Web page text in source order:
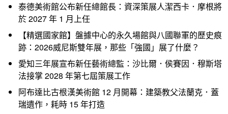
泰德美術館公布新任總館長：資深策展人潔西卡．摩根將
於 2027 年 1 月上任
【精選國家館】盤據中心的永久場館與八國聯軍的歷史痕
跡：2026威尼斯雙年展，那些「強國」展了什麼？
愛知三年展宣布新任藝術總監：沙比爾．侯賽因．穆斯塔
法接掌 2028 年第七屆策展工作
阿布達比古根漢美術館 12 月開幕：建築教父法蘭克．蓋
瑞遺作，耗時 15 年打造